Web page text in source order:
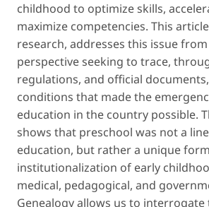
childhood to optimize skills,
maximize competencies. This
research, addresses this issue
perspective seeking to trace,
regulations, and official
conditions that made the
education in the country possible.
shows that preschool was not a
education, but rather a unique
institutionalization of early
medical, pedagogical, and
Genealogy allows us to interrogate